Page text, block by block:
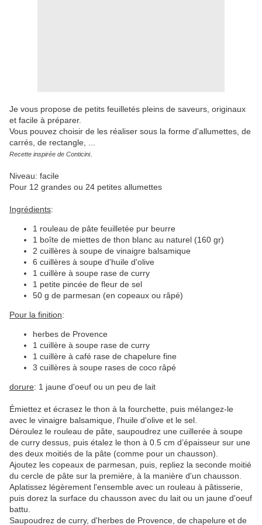
Je vous propose de petits feuilletés pleins de saveurs, originaux
et facile à préparer.
Vous pouvez choisir de les réaliser sous la forme d'allumettes, de
carrés, de rectangle, ...
Recette inspirée de Conticini.
Niveau: facile
Pour 12 grandes ou 24 petites allumettes
Ingrédients:
1 rouleau de pâte feuilletée pur beurre
1 boîte de miettes de thon blanc au naturel (160 gr)
2 cuillères à soupe de vinaigre balsamique
6 cuillères à soupe d'huile d'olive
1 cuillère à soupe rase de curry
1 petite pincée de fleur de sel
50 g de parmesan (en copeaux ou râpé)
Pour la finition:
herbes de Provence
1 cuillère à soupe rase de curry
1 cuillère à café rase de chapelure fine
3 cuillères à soupe rases de coco râpé
dorure: 1 jaune d'oeuf ou un peu de lait
Émiettez et écrasez le thon à la fourchette, puis mélangez-le
avec le vinaigre balsamique, l'huile d'olive et le sel.
Déroulez le rouleau de pâte, saupoudrez une cuillerée à soupe
de curry dessus, puis étalez le thon à 0.5 cm d’épaisseur sur une
des deux moitiés de la pâte (comme pour un chausson).
Ajoutez les copeaux de parmesan, puis, repliez la seconde moitié
du cercle de pâte sur la première, à la manière d'un chausson.
Aplatissez légèrement l'ensemble avec un rouleau à pâtisserie,
puis dorez la surface du chausson avec du lait ou un jaune d'oeuf
battu.
Saupoudrez de curry, d'herbes de Provence, de chapelure et de